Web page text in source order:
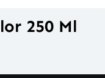
250 Ml